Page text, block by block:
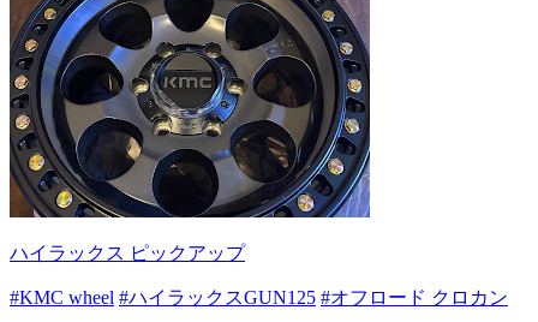
ハイラックス ピックアップ
#KMC wheel #ハイラックスGUN125 #オフロード クロカン